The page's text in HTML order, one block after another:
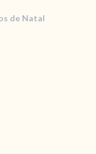
de Natal